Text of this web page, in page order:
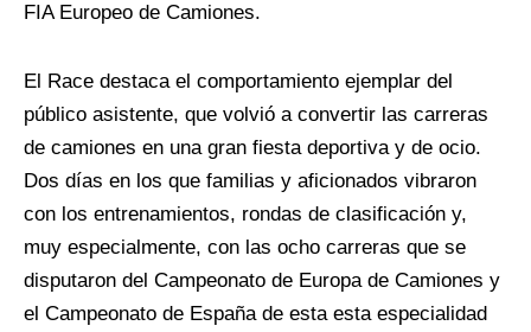
FIA Europeo de Camiones.
El Race destaca el comportamiento ejemplar del
público asistente, que volvió a convertir las carreras
de camiones en una gran fiesta deportiva y de ocio.
Dos días en los que familias y aficionados vibraron
con los entrenamientos, rondas de clasificación y,
muy especialmente, con las ocho carreras que se
disputaron del Campeonato de Europa de Camiones y
el Campeonato de España de esta esta especialidad